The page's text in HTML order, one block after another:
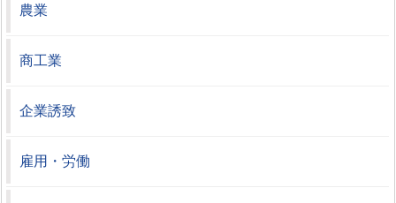
農業
商工業
企業誘致
雇用・労働